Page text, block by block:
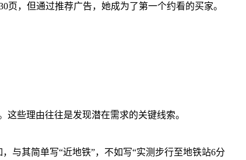
，但通过推荐广告，她成为了第一个约看的买家。
这些理由往往是发现潜在需求的关键线索。
与其简单写“近地铁”，不如写“实测步行至地铁站6分